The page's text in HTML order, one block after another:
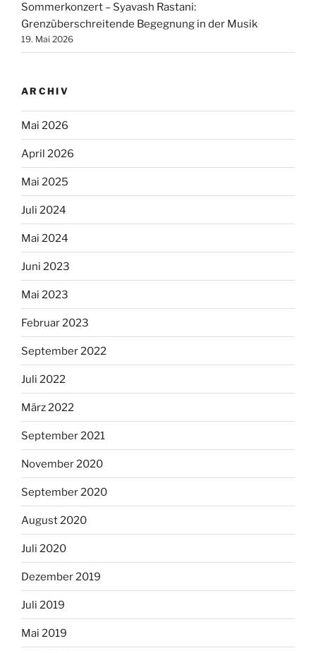
Sommerkonzert – Syavash Rastani:
Grenzüberschreitende Begegnung in der Musik
19. Mai 2026
ARCHIV
Mai 2026
April 2026
Mai 2025
Juli 2024
Mai 2024
Juni 2023
Mai 2023
Februar 2023
September 2022
Juli 2022
März 2022
September 2021
November 2020
September 2020
August 2020
Juli 2020
Dezember 2019
Juli 2019
Mai 2019